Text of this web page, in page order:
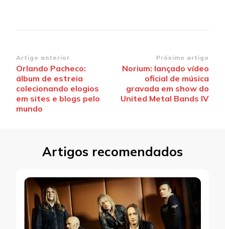
Navegação
de
post
Artigo anterior
Orlando Pacheco:
álbum de estreia
colecionando elogios
em sites e blogs pelo
mundo
Próximo artigo
Norium: lançado vídeo
oficial de música
gravada em show do
United Metal Bands IV
Artigos recomendados